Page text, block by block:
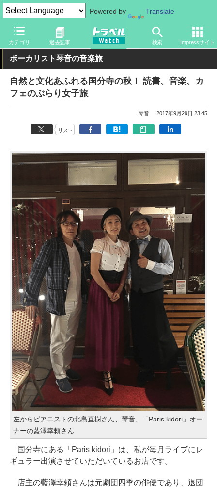
Powered by Translate
カテゴリ 過去記事 検索 Impressサイト
トラベル Watch 地域 国内旅行 東京
ボーカリスト琴音の音楽旅
自然と文化あふれる国分寺の秋！ 読書、音楽、カ
フェのぶらり女子旅
琴音 2017年9月29日 23:45
リスト
左からピアニストの北島直樹さん、琴音、「Paris kidori」オー
ナーの藍澤幸頼さん
国分寺にある「Paris kidori」は、私が毎月ライブにレ
ギュラー出演させていただいているお店です。
店主の藍澤幸頼さんは元劇団四季の俳優であり、退団